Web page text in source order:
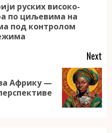
руских високо-
по циљевима на
под контролом
Next
Африку —